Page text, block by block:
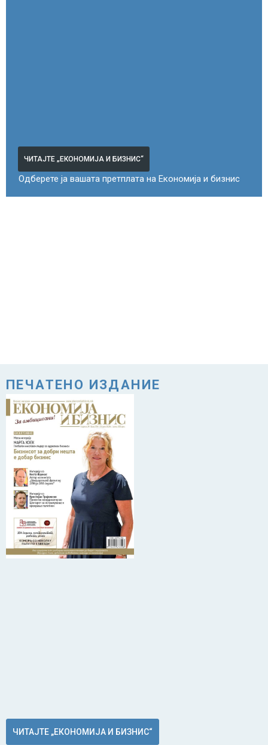
ЧИТАЈТЕ „ЕКОНОМИЈА И БИЗНИС“
Одберете ја вашата претплата на Економија и бизнис
ПЕЧАТЕНО ИЗДАНИЕ
ЧИТАЈТЕ „ЕКОНОМИЈА И БИЗНИС“